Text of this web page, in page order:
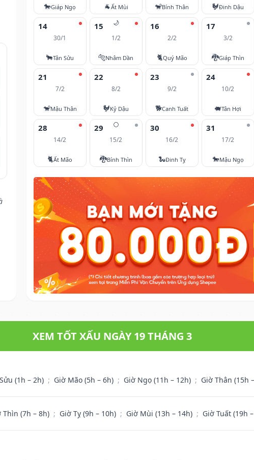
🐎Giáp Ngọ 🐐Ất Mùi 🐒Bính Thân 🐓Đinh Dậu
14
30/1
🐂Tân Sửu
🌙
15
1/2
🐅Nhâm Dần
16
2/2
🐈Quý Mão
17
3/2
🐉Giáp Thìn
21
7/2
🐒Mậu Thân
22
8/2
🐓Kỷ Dậu
23
9/2
🐕Canh Tuất
24
10/2
🐖Tân Hợi
28
14/2
🐈Ất Mão
🌕
29
15/2
🐉Bính Thìn
30
16/2
🐍Đinh Tỵ
31
17/2
🐎Mậu Ngọ
XEM TỐT XẤU NGÀY 19 THÁNG 3
(1h – 2h) ; Giờ Mão (5h – 6h) ; Giờ Ngọ (11h – 12h) ; Giờ Thân (15h
Thìn (7h – 8h) ; Giờ Tỵ (9h – 10h) ; Giờ Mùi (13h – 14h) ; Giờ Tuất (19h